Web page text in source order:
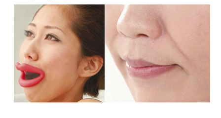
crazy_products_for_beauty.jpg